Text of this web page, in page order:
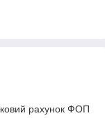
рахунок ФОП